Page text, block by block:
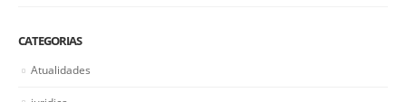
CATEGORIAS
Atualidades